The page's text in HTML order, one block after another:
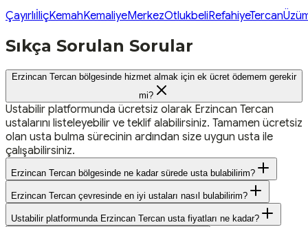
ÇayırlıİliçKemahKemaliyeMerkezOtlukbeliRefahiyeTercan
Sıkça Sorulan Sorular
Erzincan Tercan bölgesinde hizmet almak için ek ücret ödemem gerekir
mi?
Ustabilir platformunda ücretsiz olarak Erzincan Tercan
ustalarını listeleyebilir ve teklif alabilirsiniz. Tamamen ücretsiz
olan usta bulma sürecinin ardından size uygun usta ile
çalışabilirsiniz.
Erzincan Tercan bölgesinde ne kadar sürede usta bulabilirim?
Erzincan Tercan çevresinde en iyi ustaları nasıl bulabilirim?
Ustabilir platformunda Erzincan Tercan usta fiyatları ne kadar?